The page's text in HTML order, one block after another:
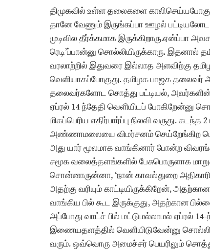
திமுகவில் உள்ள தலைகளை
தானே வேணும் இருங்கப்பா ஊழல்
முடிவில தீர்க்கமாக இருக்கிறாரு.ஏன்ப்பா
ரெடி’ப்பான்னு சொல்லியிருக்காரு. இதனால்
வரலாற்றில் இதுவரை இல்லாத அளவிற்கு
வெளியாகப்போகுது. தமிழக பாஜக
தலைவர்களோட சொத்து பட்டியல், அவர்களின்
ஏப்ரல் 14 ந்தேதி வெளியிடப் போகிறேன்னு
மிகப்பெரிய எதிர்பார்ப்பு நிலவி வருது.
அண்ணாமலையை விமர்சனம் செய்றேங்கிற
அது யார் மூலமாக வாங்கினார் போன்ற
சமூக வலைத்தளங்களில் பேசுபொருளாக
சொன்னாருன்னா, ‘நான் காவல்துறை
அதற்கு வரியும் காட்டியிருக்கிறேன்,
வாங்கிய பில் கூட இருக்குது, அதற்கான
அப்போது வாட்ச் பில் மட்டுமல்லாமல் ஏப்ரல்
இணையதளத்தில் வெளியிடுவேன்னு
வரும். ஒவ்வொரு அமைச்சர் பெயரிலும்